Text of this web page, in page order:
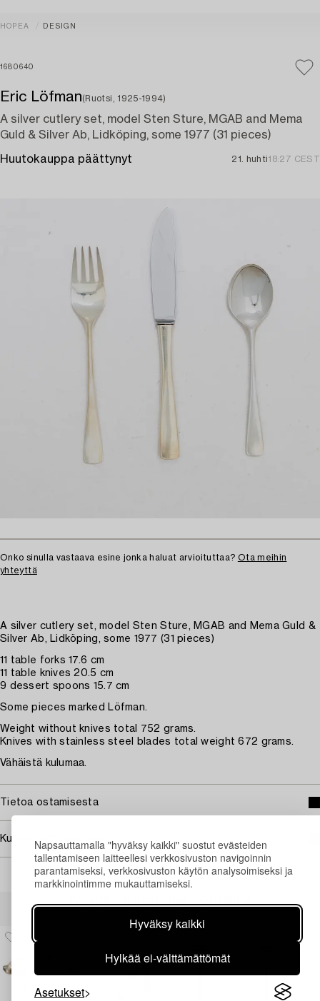
Napsauttamalla "hyväksy kaikki" suostut evästeiden
tallentamiseen laitteellesi verkkosivuston navigoinnin
parantamiseksi, verkkosivuston käytön analysoimiseksi ja
markkinointimme mukauttamiseksi.
Hyväksy kaikki
Hylkää ei-välttämättömät
Asetukset
HOPEA DESIGN
1680640
Eric Löfman(Ruotsi, 1925-1994)
A silver cutlery set, model Sten Sture, MGAB and Mema
Guld & Silver Ab, Lidköping, some 1977 (31 pieces)
Huutokauppa päättynyt 21. huhti18:27 CEST
Onko sinulla vastaava esine jonka haluat arvioituttaa? Ota meihin
yhteyttä
A silver cutlery set, model Sten Sture, MGAB and Mema Guld &
Silver Ab, Lidköping, some 1977 (31 pieces)
11 table forks 17.6 cm
11 table knives 20.5 cm
9 dessert spoons 15.7 cm
Some pieces marked Löfman.
Weight without knives total 752 grams.
Knives with stainless steel blades total weight 672 grams.
Vähäistä kulumaa.
Tietoa ostamisesta
Kuvan käyttöoikeudet
Muiden katsomia kohteita